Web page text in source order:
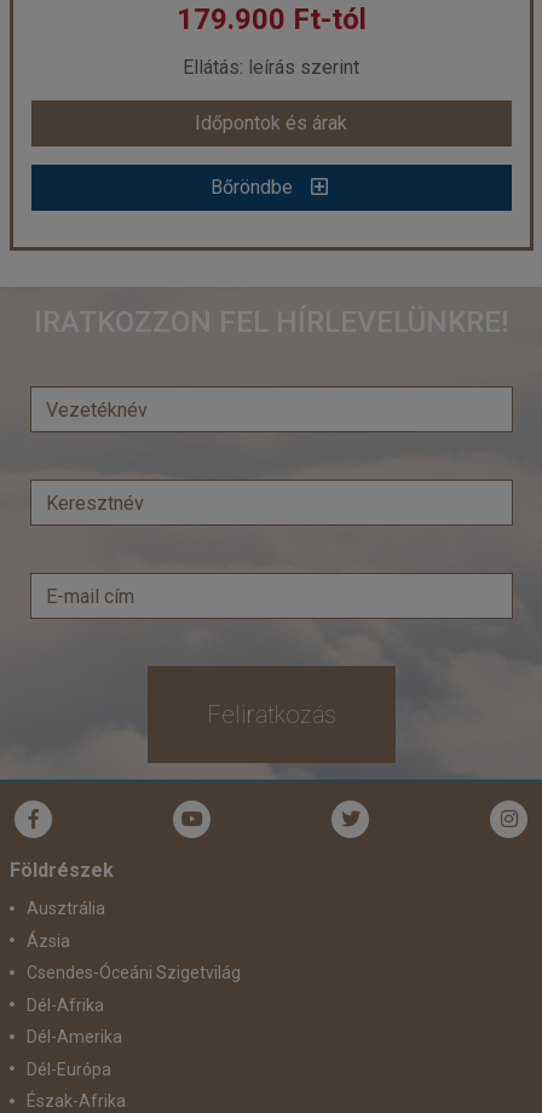
179.900 Ft-tól
Ellátás: leírás szerint
Időpontok és árak
Bőröndbe
Város:Ajaccio
Időtartam:7 éj
már 179.900 Ft-tól
Időpontok és árak
IRATKOZZON FEL HÍRLEVELÜNKRE!
Feliratkozás
Földrészek
Ausztrália
Ázsia
Csendes-Óceáni Szigetvilág
Dél-Afrika
Dél-Amerika
Dél-Európa
Észak-Afrika